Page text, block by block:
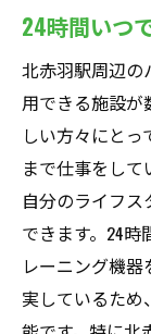
24時間いつ
北赤羽駅周辺の
用できる施設が
しい方々にとっ
まで仕事をして
自分のライフ
できます。24
レーニング機
実しているた